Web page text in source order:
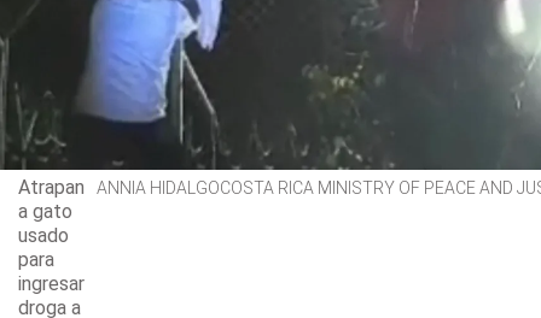
Atrapan
a gato
usado
para
ingresar
droga a
ANNIA HIDALGOCOSTA RICA MINISTRY OF PEACE AND